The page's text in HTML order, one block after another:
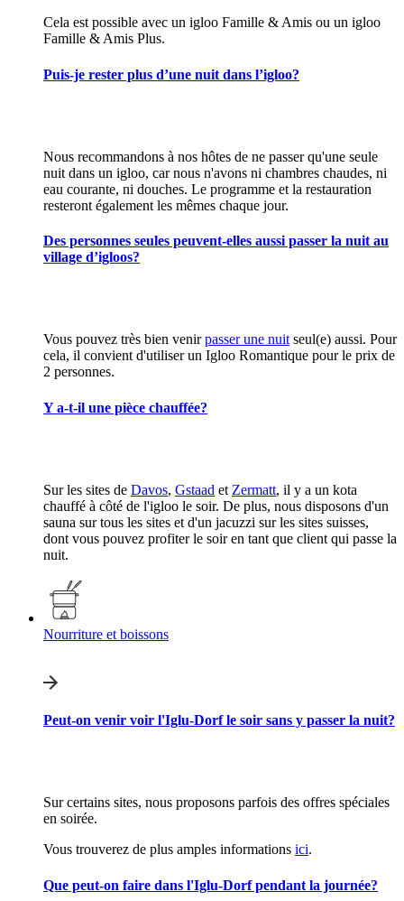
Cela est possible avec un igloo Famille & Amis ou un igloo
Famille & Amis Plus.
Puis-je rester plus d’une nuit dans l’igloo?
Nous recommandons à nos hôtes de ne passer qu'une seule
nuit dans un igloo, car nous n'avons ni chambres chaudes, ni
eau courante, ni douches. Le programme et la restauration
resteront également les mêmes chaque jour.
Des personnes seules peuvent-elles aussi passer la nuit au
village d’igloos?
Vous pouvez très bien venirpasser une nuitseul(e) aussi. Pour
cela, il convient d'utiliser un Igloo Romantique pour le prix de
2 personnes.
Y a-t-il une pièce chauffée?
Sur les sites de Davos, Gstaad et Zermatt, il y a un kota
chauffé à côté de l'igloo le soir. De plus, nous disposons d'un
sauna sur tous les sites et d'un jacuzzi sur les sites suisses,
dont vous pouvez profiter le soir en tant que client qui passe la
nuit.
Nourriture et boissons
Peut-on venir voir l'Iglu-Dorf le soir sans y passer la nuit?
Sur certains sites, nous proposons parfois des offres spéciales
en soirée.
Vous trouverez de plus amples informations ici.
Que peut-on faire dans l'Iglu-Dorf pendant la journée?